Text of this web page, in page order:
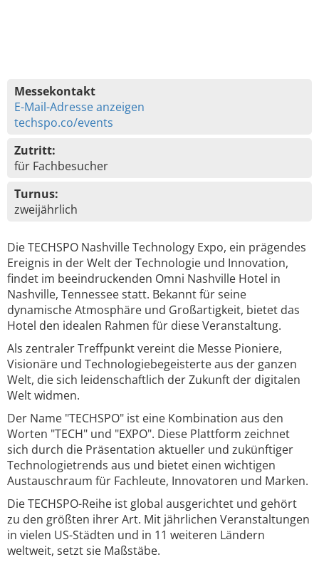
Messekontakt
E-Mail-Adresse anzeigen
techspo.co/events
Zutritt:
für Fachbesucher
Turnus:
zweijährlich
Die TECHSPO Nashville Technology Expo, ein prägendes
Ereignis in der Welt der Technologie und Innovation,
findet im beeindruckenden Omni Nashville Hotel in
Nashville, Tennessee statt. Bekannt für seine
dynamische Atmosphäre und Großartigkeit, bietet das
Hotel den idealen Rahmen für diese Veranstaltung.
Als zentraler Treffpunkt vereint die Messe Pioniere,
Visionäre und Technologiebegeisterte aus der ganzen
Welt, die sich leidenschaftlich der Zukunft der digitalen
Welt widmen.
Der Name "TECHSPO" ist eine Kombination aus den
Worten "TECH" und "EXPO". Diese Plattform zeichnet
sich durch die Präsentation aktueller und zukünftiger
Technologietrends aus und bietet einen wichtigen
Austauschraum für Fachleute, Innovatoren und Marken.
Die TECHSPO-Reihe ist global ausgerichtet und gehört
zu den größten ihrer Art. Mit jährlichen Veranstaltungen
in vielen US-Städten und in 11 weiteren Ländern
weltweit, setzt sie Maßstäbe.